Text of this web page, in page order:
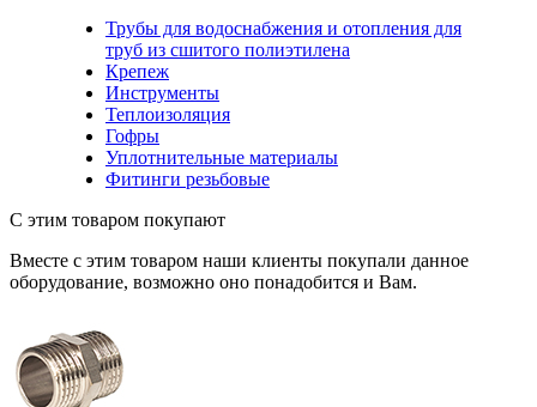
Трубы для водоснабжения и отопления для
труб из сшитого полиэтилена
Крепеж
Инструменты
Теплоизоляция
Гофры
Уплотнительные материалы
Фитинги резьбовые
С этим товаром покупают
Вместе с этим товаром наши клиенты покупали данное
оборудование, возможно оно понадобится и Вам.